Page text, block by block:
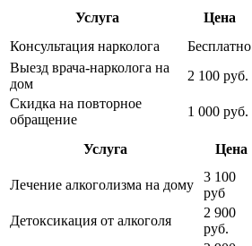
Услуга
Цена
Консультация нарколога
Бесплатно
Выезд врача-нарколога на
дом
2 100 руб.
Скидка на повторное
обращение
1 000 руб.
Услуга Цена
Лечение алкоголизма на дому
3 100
руб
Детоксикация от алкоголя
2 900
руб.